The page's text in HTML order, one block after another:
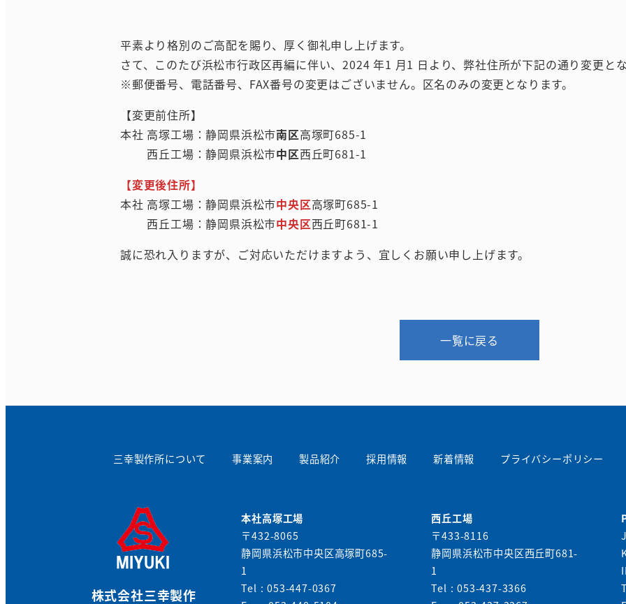
平素より格別のご高配を賜り、厚く御礼申し上げます。
さて、このたび浜松市行政区再編に伴い、2024 年1 月1 日より、弊社住所が下記の通り変更とな
※郵便番号、電話番号、FAX番号の変更はございません。区名のみの変更となります。
【変更前住所】
本社 高塚工場：静岡県浜松市南区高塚町685-1
西丘工場：静岡県浜松市中区西丘町681-1
【変更後住所】
本社 高塚工場：静岡県浜松市中央区高塚町685-1
西丘工場：静岡県浜松市中央区西丘町681-1
誠に恐れ入りますが、ご対応いただけますよう、宜しくお願い申し上げます。
一覧に戻る
三幸製作所について 事業案内 製品紹介 採用情報 新着情報 プライバシーポリシー
株式会社三幸製作
本社高塚工場
〒432-8065
静岡県浜松市中央区高塚町685-
1
Tel : 053-447-0367
西丘工場
〒433-8116
静岡県浜松市中央区西丘町681-
1
Tel : 053-437-3366